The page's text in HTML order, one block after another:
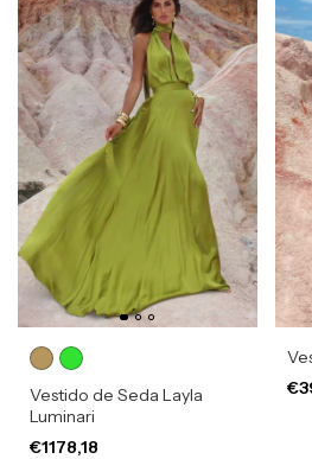
Vestido de Seda Layla
Luminari
€1178,18